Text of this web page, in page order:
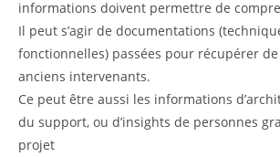
informations doivent permettre de
Il peut s’agir de documentations
fonctionnelles) passées pour récupérer de
anciens intervenants.
Ce peut être aussi les informations
du support, ou d’insights de personnes
projet